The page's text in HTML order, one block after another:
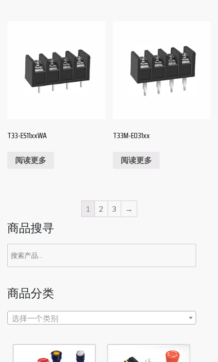
T33-ES11xxWA
阅读更多
T33M-EO31xx
阅读更多
1 2 3 →
商品搜寻
搜
索：
商品分类
选择一个类别